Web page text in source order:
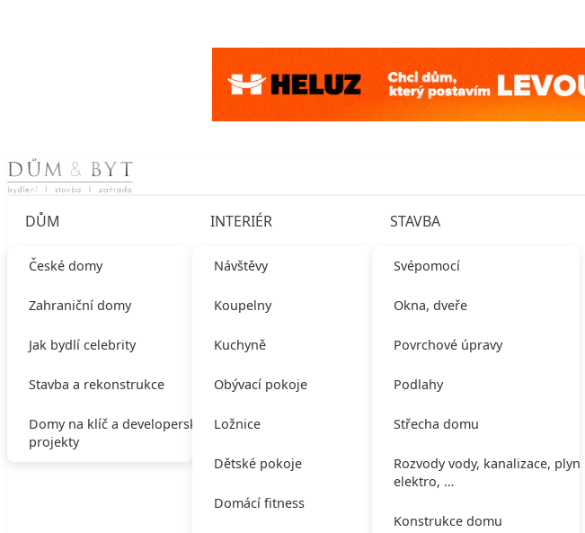
Skip to content
DŮM
České domy
Zahraniční domy
Jak bydlí celebrity
Stavba a rekonstrukce
Domy na klíč a developerské
projekty
INTERIÉR
Návštěvy
Koupelny
Kuchyně
Obývací pokoje
Ložnice
Dětské pokoje
Domácí fitness
STAVBA
Svépomocí
Okna, dveře
Povrchové úpravy
Podlahy
Střecha domu
Rozvody vody, kanalizace, plynu,
elektro, …
Konstrukce domu